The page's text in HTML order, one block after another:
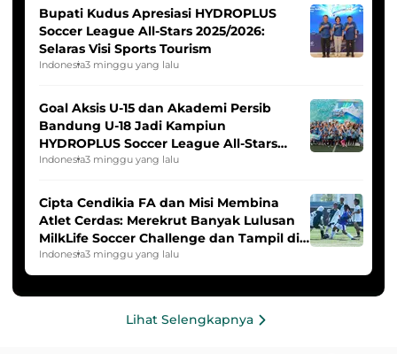
Bupati Kudus Apresiasi HYDROPLUS
Soccer League All-Stars 2025/2026:
Selaras Visi Sports Tourism
Indonesia3 minggu yang lalu
Goal Aksis U-15 dan Akademi Persib
Bandung U-18 Jadi Kampiun
HYDROPLUS Soccer League All-Stars
2025/2026
Indonesia3 minggu yang lalu
Cipta Cendikia FA dan Misi Membina
Atlet Cerdas: Merekrut Banyak Lulusan
MilkLife Soccer Challenge dan Tampil di
HYDROPLUS Soccer League
Indonesia3 minggu yang lalu
Lihat Selengkapnya